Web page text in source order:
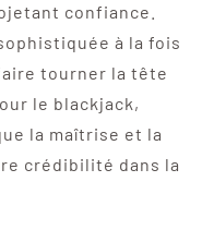
confiance.
à la fois
tourner la tête
le blackjack,
la maîtrise et la
crédibilité dans la